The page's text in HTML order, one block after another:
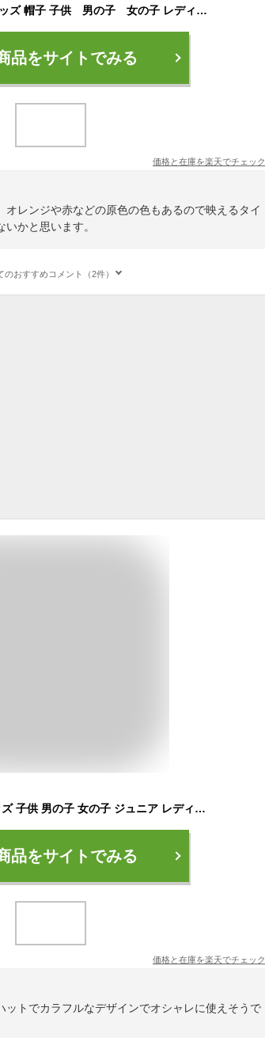
部分即納 キャップ キッズ 帽子 子供 男の子 女の子 レディース メンズ 親子ペア ハット ヒップホップ ダンス ダンス衣装 派手 カッコいい 日除け 小物 韓国 日よけ キャンプ お洒落
品をサイトでみる
価格と在庫を楽天でチェック
レンジや赤などの原色の色もあるので映えるタイ
かと思います。
のおすすめコメント（2件）
即納 帽子 ハット キッズ 子供 男の子 女の子 ジュニア レディース メンズ 大人 ヒップホップ ダンス 派手 バケットハット 韓国 日よけ キャンプ お洒落 ファッション オシャレ 全5色 ブラック ホワイト レッド メール便発送
品をサイトでみる
価格と在庫を楽天でチェック
ットでカラフルなデザインでオシャレに使えそうで